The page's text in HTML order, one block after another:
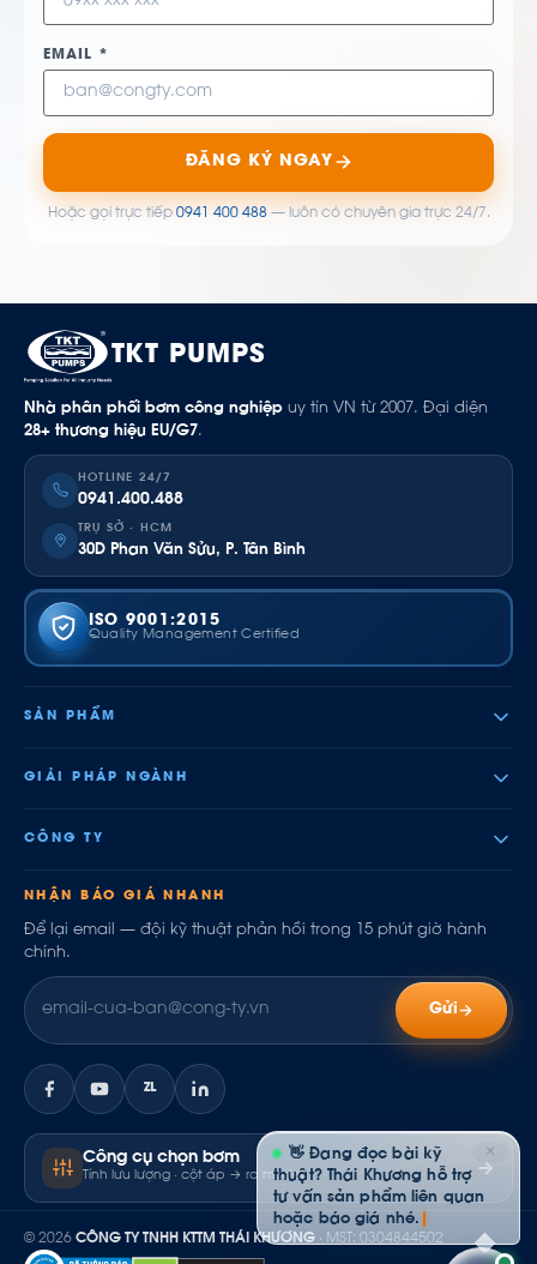
EMAIL *
ĐĂNG KÝ NGAY
Hoặc gọi trực tiếp 0941 400 488— luôn có chuyên gia trực 24/7.
TKT PUMPS
Nhà phân phối bơm công nghiệp uy tín VN từ 2007. Đại diện
28+ thương hiệu EU/G7.
HOTLINE 24/7
0941.400.488
TRỤ SỞ · HCM
30D Phan Văn Sửu, P. Tân Bình
ISO 9001:2015
Quality Management Certified
SẢN PHẨM
GIẢI PHÁP NGÀNH
CÔNG TY
NHẬN BÁO GIÁ NHANH
Để lại email — đội kỹ thuật phản hồi trong 15 phút giờ hành
chính.
Gửi
ZL
Công cụ chọn bơm
Tính lưu lượng · cột áp → ra model
© 2026 CÔNG TY TNHH KTTM THÁI KHƯƠNG · MST: 0304844502
✕
👋 Đang đọc bài kỹ
thuật? Thái Khương hỗ trợ
tư vấn sản phẩm liên quan
hoặc báo giá nhé.